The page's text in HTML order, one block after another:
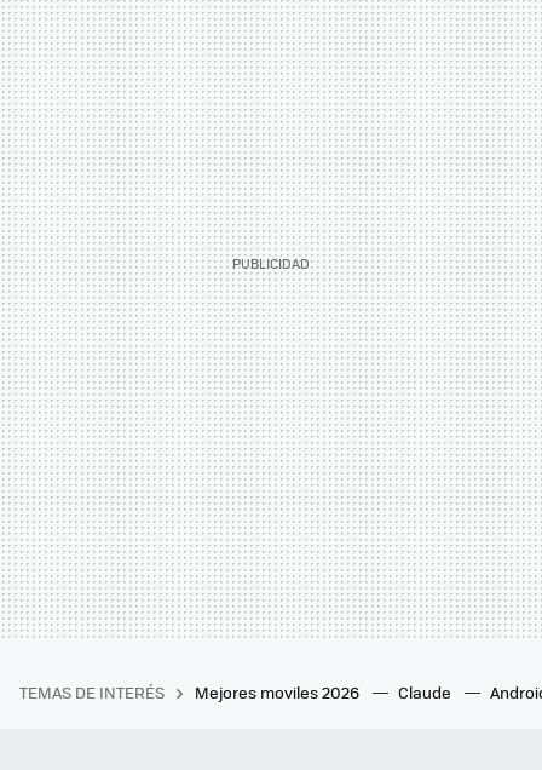
TEMAS DE INTERÉS Mejores moviles 2026 Claude